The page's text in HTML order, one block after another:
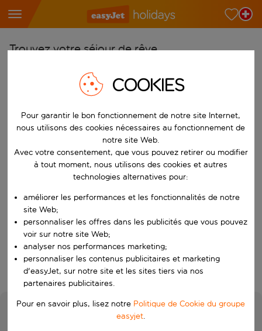
Trouvez votre séjour de rêve
Commencez à taper pour la saisie automatique. Lorsque les
Choisissez votre aéroport
Commencez à taper pour la saisie automatique. Lorsque les
Choisissez votre destination
Vers
Choisissez vos dates
Quand
Qui
Rechercher
COOKIES
Pour garantir le bon fonctionnement de notre site Internet,
nous utilisons des cookies nécessaires au fonctionnement de
notre site Web.
Avec votre consentement, que vous pouvez retirer ou modifier
à tout moment, nous utilisons des cookies et autres
technologies alternatives pour:
améliorer les performances et les fonctionnalités de notre
site Web;
personnaliser les offres dans les publicités que vous pouvez
voir sur notre site Web;
analyser nos performances marketing;
personnaliser les contenus publicitaires et marketing
d'easyJet, sur notre site et les sites tiers via nos
partenaires publicitaires.
Pour en savoir plus, lisez notre Politique de Cookie du groupe
easyjet.